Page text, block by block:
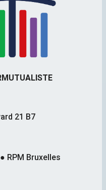
21 B7
RPM Bruxelles